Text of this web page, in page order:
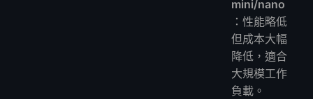
mini/nano
：性能略低
但成本大幅
降低，適合
大規模工作
負載。